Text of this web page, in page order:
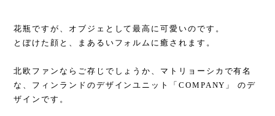
花瓶ですが、オブジェとして最高に可愛いのです。
とぼけた顔と、まあるいフォルムに癒されます。
北欧ファンならご存じでしょうか、マトリョーシカで有名
な、フィンランドのデザインユニット「COMPANY」 のデ
ザインです。